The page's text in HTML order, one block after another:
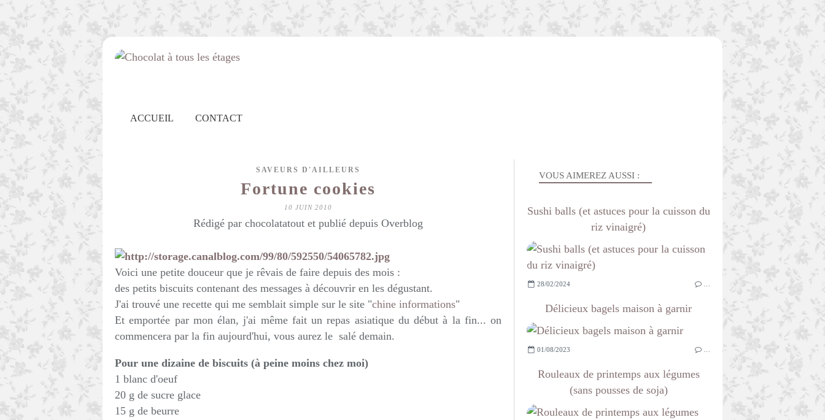
ACCUEIL CONTACT
SAVEURS D'AILLEURS
Fortune cookies
10 JUIN 2010
Rédigé par chocolatatout et publié depuis Overblog
Voici une petite douceur que je rêvais de faire depuis des mois :
des petits biscuits contenant des messages à découvrir en les dégustant.
J'ai trouvé une recette qui me semblait simple sur le site "chine informations"
Et emportée par mon élan, j'ai même fait un repas asiatique du début à la fin... on
commencera par la fin aujourd'hui, vous aurez le salé demain.
Pour une dizaine de biscuits (à peine moins chez moi)
1 blanc d'oeuf
20 g de sucre glace
15 g de beurre
VOUS AIMEREZ AUSSI :
Sushi balls (et astuces pour la cuisson du
riz vinaigré)
28/02/2024
Délicieux bagels maison à garnir
01/08/2023
Rouleaux de printemps aux légumes
(sans pousses de soja)